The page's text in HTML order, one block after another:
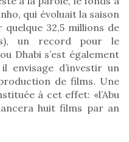
qui évoluait la saison
quelque 32,5 millions de
un record pour le
Dhabi s’est également
envisage d’investir un
de films. Une
à cet effet: «l’Abu
huit films par an